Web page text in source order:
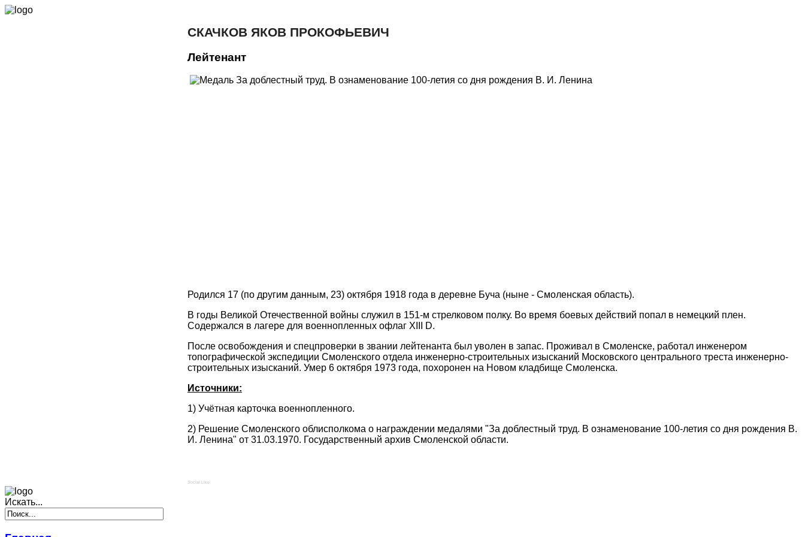
СКАЧКОВ ЯКОВ ПРОКОФЬЕВИЧ
Лейтенант
Родился 17 (по другим данным, 23) октября 1918 года в деревне Буча (ныне - Смоленская область).
В годы Великой Отечественной войны служил в 151-м стрелковом полку. Во время боевых действий попал в немецкий плен.
Содержался в лагере для военнопленных офлаг XIII D.
После освобождения и спецпроверки в звании лейтенанта был уволен в запас. Проживал в Смоленске, работал инженером
топографической экспедиции Смоленского отдела инженерно-строительных изысканий Московского центрального треста инженерно-
строительных изысканий. Умер 6 октября 1973 года, похоронен на Новом кладбище Смоленска.
Источники:
1) Учётная карточка военнопленного.
2) Решение Смоленского облисполкома о награждении медалями "За доблестный труд. В ознаменование 100-летия со дня рождения В.
И. Ленина" от 31.03.1970. Государственный архив Смоленской области.
Social Like
Искать...